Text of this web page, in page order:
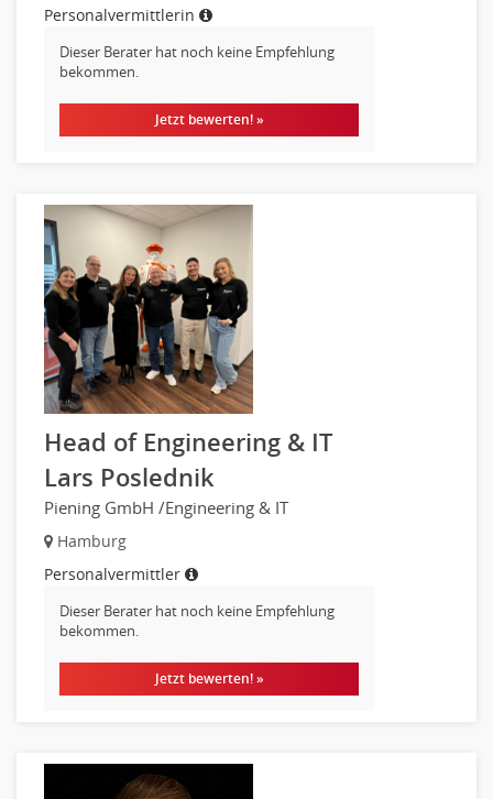
IT Prozessmanagement
Security
Softwareentwicklung
Systemadministration, Netzwerkadministration
Wirtschaftsinformatik
Biologie
Biotechnologie
Chemie
Geowissenschaften
Labor, Forschung
Pharmazie
Agiles Projektmanagement
Digital Leadership
Industrie 4.0
Internet of Things
Angestellte, Beamte auf Bundesebene
Angestellte, Beamte auf Landes-, kommunaler Ebene
Angestellte, Beamte im auswärtigen Dienst
(Bundes-)Polizei, Justizvollzug
Bundeswehr, Wehrverwaltung
Verbände, Vereine
Personalvermittlerin
Dieser Berater hat noch keine Empfehlung
bekommen.
Jetzt bewerten! »
Head of Engineering & IT
Lars Poslednik
Piening GmbH /Engineering & IT
Hamburg
Personalvermittler
Dieser Berater hat noch keine Empfehlung
bekommen.
Jetzt bewerten! »